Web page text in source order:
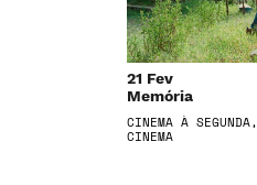
21 Fev
Memória
CINEMA À SEGUNDA,
CINEMA